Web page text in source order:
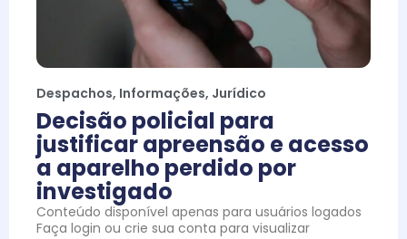
Despachos, Informações, Jurídico
Decisão policial para
justificar apreensão e acesso
a aparelho perdido por
investigado
Conteúdo disponível apenas para usuários logados
Faça login ou crie sua conta para visualizar